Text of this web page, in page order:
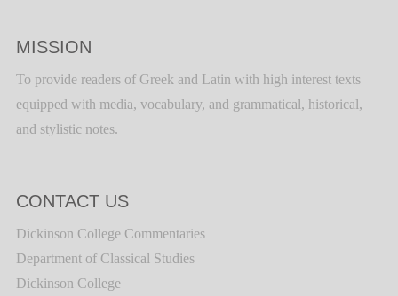
MISSION
To provide readers of Greek and Latin with high interest texts
equipped with media, vocabulary, and grammatical, historical,
and stylistic notes.
CONTACT US
Dickinson College Commentaries
Department of Classical Studies
Dickinson College